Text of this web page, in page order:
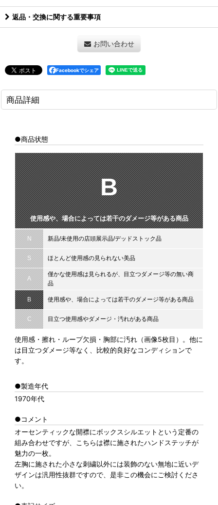
返品・交換に関する重要事項
お問い合わせ
Facebookでシェア
商品詳細
●商品状態
B
使用感や、場合によっては若干のダメージ等がある商品
N 新品/未使用の店頭展示品/デッドストック品
S ほとんど使用感の見られない美品
A
僅かな使用感は見られるが、目立つダメージ等の無い商
品
B 使用感や、場合によっては若干のダメージ等がある商品
C 目立つ使用感やダメージ・汚れがある商品
使用感・擦れ・ループ欠損・胸部に汚れ（画像5枚目）。他に
は目立つダメージ等なく、比較的良好なコンディションで
す。
●製造年代
1970年代
●コメント
オーセンティックな開襟にボックスシルエットという定番の
組み合わせですが、こちらは襟に施されたハンドステッチが
魅力の一枚。
左胸に施された小さな刺繍以外には装飾のない無地に近いデ
ザインは汎用性抜群ですので、是非この機会にご検討くださ
い。